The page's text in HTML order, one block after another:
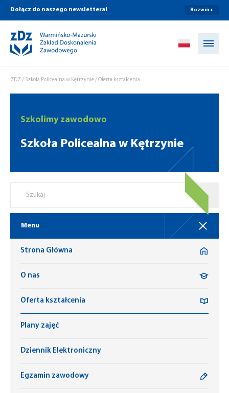
Dołącz do naszego newslettera! Rozwiń +
ZDZ/ Szkoła Policealna w Kętrzynie/ Oferta kształcenia
Szkolimy zawodowo
Szkoła Policealna w Kętrzynie
Menu
Strona Główna
O nas
Oferta kształcenia
Plany zajęć
Dziennik Elektroniczny
Egzamin zawodowy